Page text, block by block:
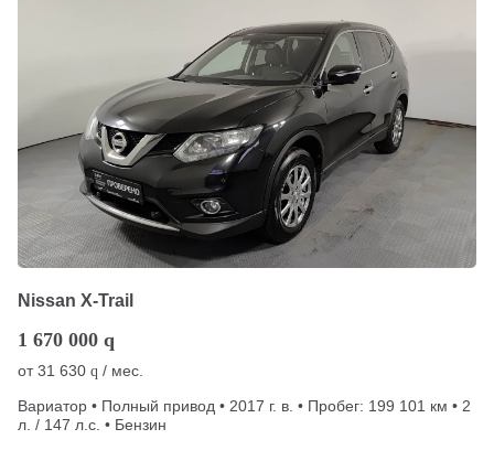
Nissan X-Trail
1 670 000 q
от31 630 q / мес.
Вариатор • Полный привод • 2017 г. в. • Пробег: 199 101 км • 2
л. / 147 л.с. • Бензин